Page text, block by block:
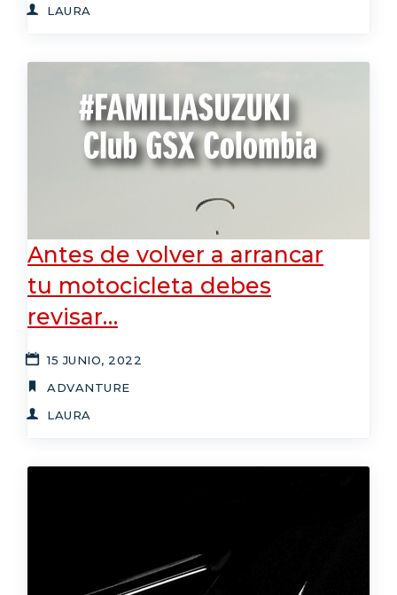
LAURA
Antes de volver a arrancar
tu motocicleta debes
revisar…
15 JUNIO, 2022
ADVANTURE
LAURA